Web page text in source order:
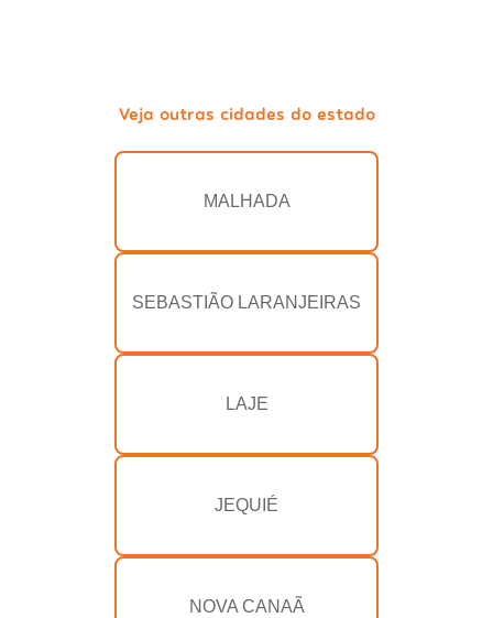
Veja outras cidades do estado
MALHADA
SEBASTIÃO LARANJEIRAS
LAJE
JEQUIÉ
NOVA CANAÃ